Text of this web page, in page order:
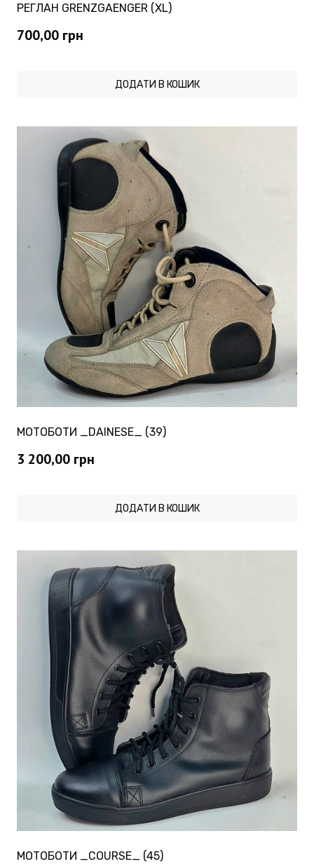
РЕГЛАН GRENZGAENGER (XL)
700,00 грн
ДОДАТИ В КОШИК
МОТОБОТИ _DAINESE_ (39)
3 200,00 грн
ДОДАТИ В КОШИК
МОТОБОТИ _COURSE_ (45)